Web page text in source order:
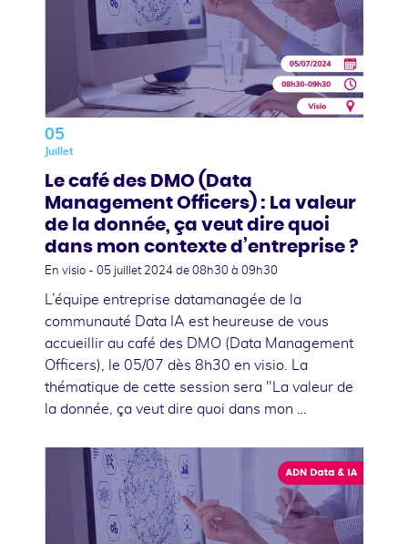
05
Juillet
Le café des DMO (Data
Management Officers) : La valeur
de la donnée, ça veut dire quoi
dans mon contexte d’entreprise ?
En visio - 05 juillet 2024 de 08h30 à 09h30
L’équipe entreprise datamanagée de la
communauté Data IA est heureuse de vous
accueillir au café des DMO (Data Management
Officers), le 05/07 dès 8h30 en visio. La
thématique de cette session sera "La valeur de
la donnée, ça veut dire quoi dans mon …